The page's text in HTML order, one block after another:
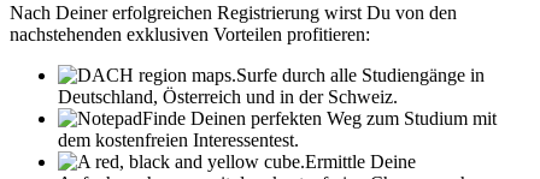
Nach Deiner erfolgreichen Registrierung wirst Du von den
nachstehenden exklusiven Vorteilen profitieren:
Surfe durch alle Studiengänge in
Deutschland, Österreich und in der Schweiz.
Finde Deinen perfekten Weg zum Studium mit
dem kostenfreien Interessentest.
Ermittle Deine